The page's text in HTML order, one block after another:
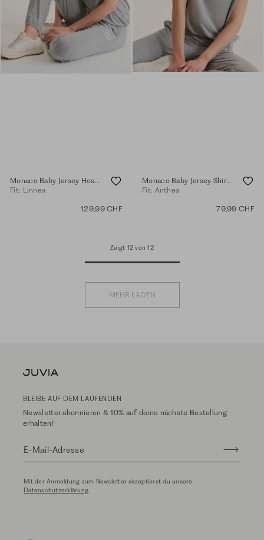
Monaco Baby Jersey Hose - elephant melange
Fit: Linnea
129,99 CHF
Monaco Baby Jersey Shirt - elephant melange
Fit: Anthea
79,99 CHF
Zeigt 12 von 12
MEHR LADEN
BLEIBE AUF DEM LAUFENDEN
Newsletter abonnieren & 10% auf deine nächste Bestellung
erhalten!
E-Mail-Adresse
Mit der Anmeldung zum Newsletter akzeptierst du unsere
Datenschutzerklärung.